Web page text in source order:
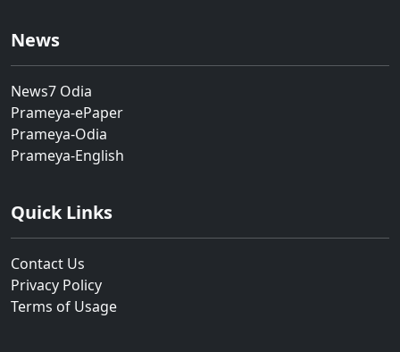
News
News7 Odia
Prameya-ePaper
Prameya-Odia
Prameya-English
Quick Links
Contact Us
Privacy Policy
Terms of Usage